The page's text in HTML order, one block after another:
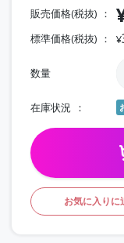
販売価格(税抜)
標準価格(税抜) ¥
数量
在庫状況
お気に入りに